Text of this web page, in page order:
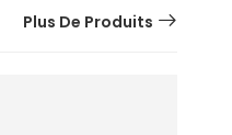
Plus De Produits